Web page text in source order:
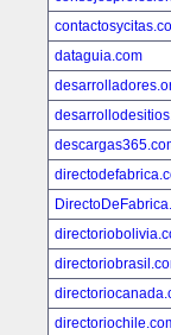
dataguia.com